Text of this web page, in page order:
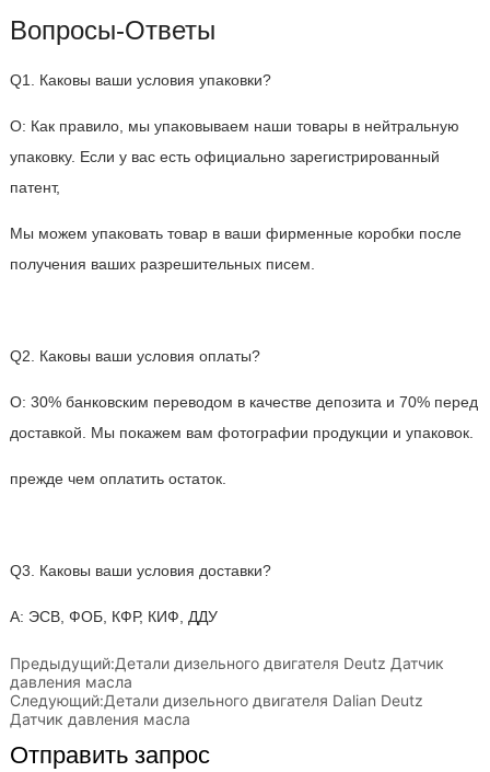
Предыдущий:Детали дизельного двигателя Deutz Датчик
давления масла
Следующий:Детали дизельного двигателя Dalian Deutz
Датчик давления масла
Отправить запрос